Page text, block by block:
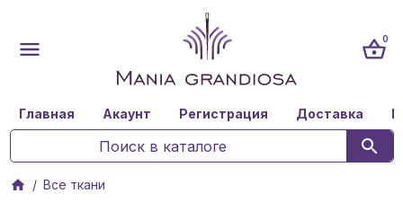
0
Главная Акаунт Регистрация Доставка
Все ткани